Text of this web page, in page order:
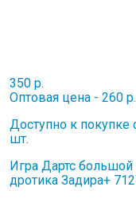
350 р.
Оптовая цена - 260 р.
Доступно к покупке
шт.
Игра Дартс большой
дротика Задира+